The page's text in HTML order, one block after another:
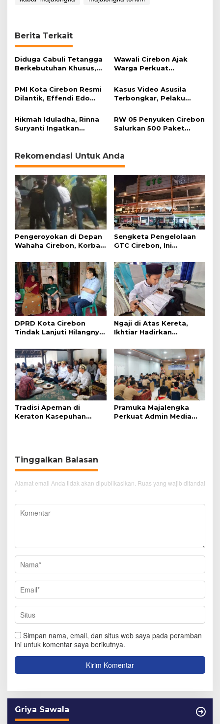
Berita Terkait
Diduga Cabuli Tetangga
Berkebutuhan Khusus,
Wawali Cirebon Ajak
Warga Perkuat
Momentum Harjad ke-
599
PMI Kota Cirebon Resmi
Dilantik, Effendi Edo
Bencana
Kasus Video Asusila
Terbongkar, Pelaku
Korban Baru
Hikmah Iduladha, Rinna
Suryanti Ingatkan
RW 05 Penyuken Cirebon
Salurkan 500 Paket
Rekomendasi Untuk Anda
Pengeroyokan di Depan
Wahaha Cirebon, Korban
Polisi
Sengketa Pengelolaan
GTC Cirebon, Ini
Simanjuntak
DPRD Kota Cirebon
Tindak Lanjuti Hilangnya
Disabilitas
Ngaji di Atas Kereta,
Ikhtiar Hadirkan
Nyaman
Tradisi Apeman di
Keraton Kasepuhan
Pramuka Majalengka
Perkuat Admin Media
Tinggalkan Balasan
Alamat email Anda tidak akan dipublikasikan. Ruas yang wajib ditandai
*
Simpan nama, email, dan situs web saya pada peramban
ini untuk komentar saya berikutnya.
Griya Sawala